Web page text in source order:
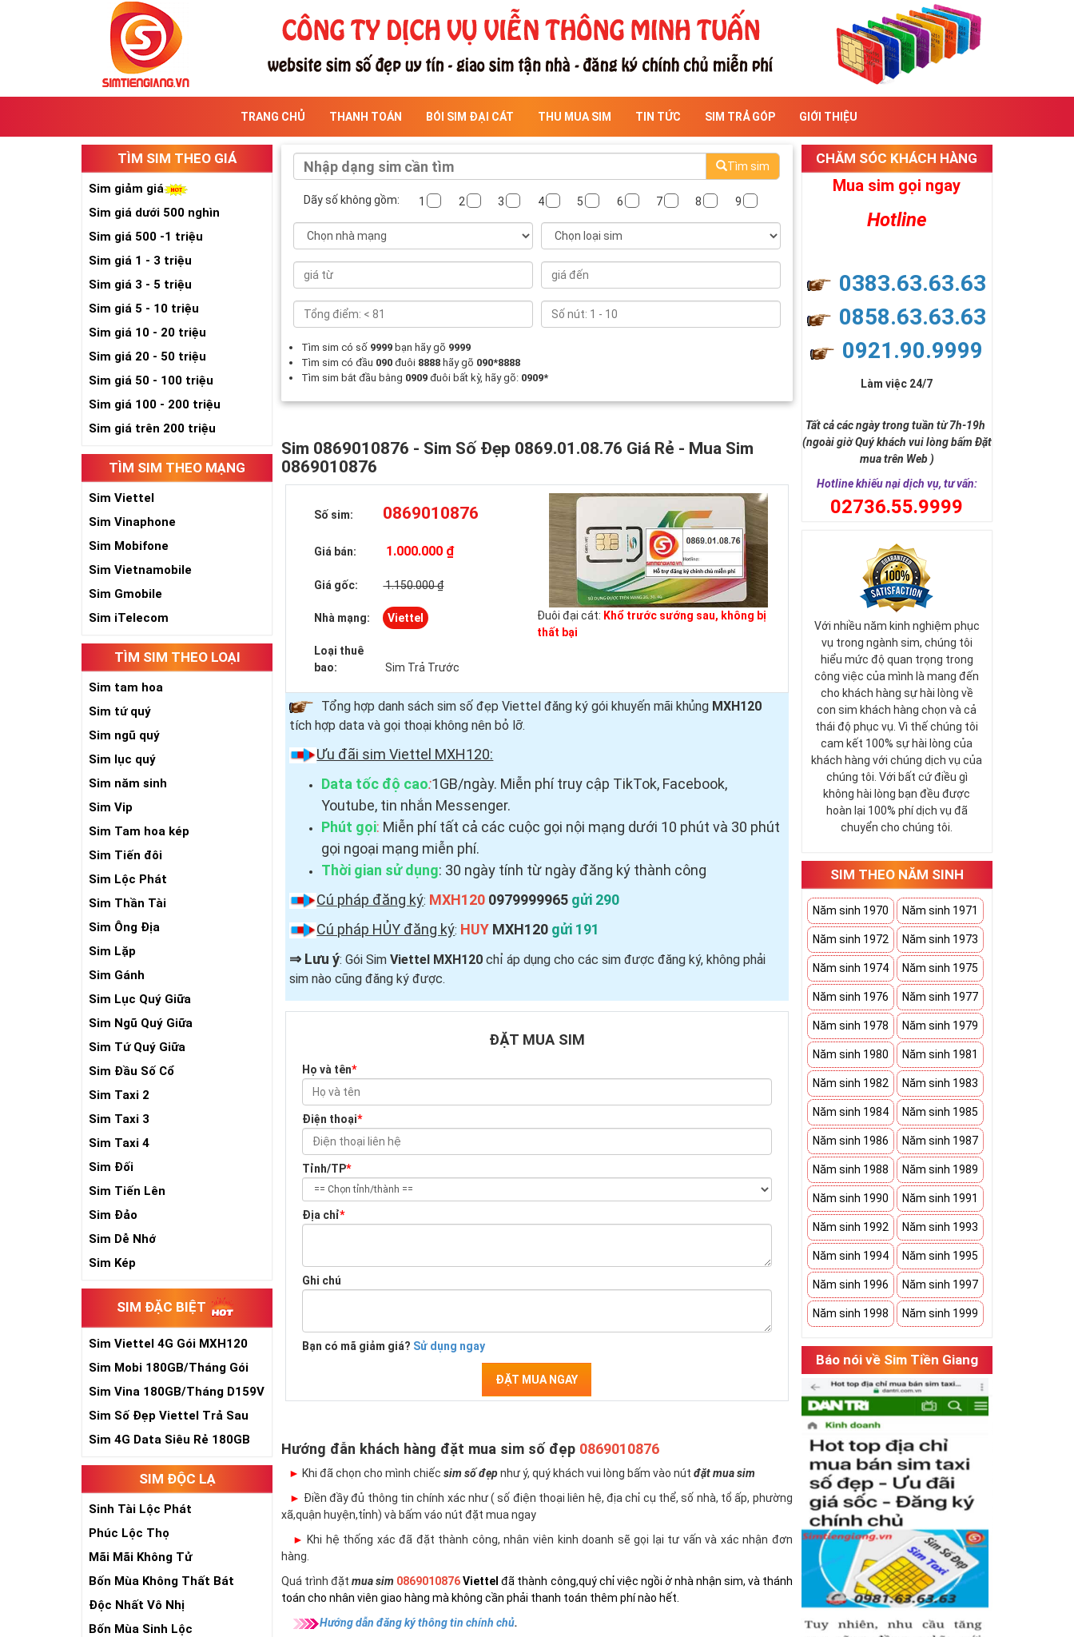
TRANG CHỦ THANH TOÁN BÓI SIM ĐẠI CÁT THU MUA SIM TIN TỨC SIM TRẢ GÓP GIỚI THIỆU
TÌM SIM THEO GIÁ
Sim giảm giá
Sim giá dưới 500 nghìn
Sim giá 500 -1 triệu
Sim giá 1 - 3 triệu
Sim giá 3 - 5 triệu
Sim giá 5 - 10 triệu
Sim giá 10 - 20 triệu
Sim giá 20 - 50 triệu
Sim giá 50 - 100 triệu
Sim giá 100 - 200 triệu
Sim giá trên 200 triệu
TÌM SIM THEO MẠNG
Sim Viettel
Sim Vinaphone
Sim Mobifone
Sim Vietnamobile
Sim Gmobile
Sim iTelecom
TÌM SIM THEO LOẠI
Sim tam hoa
Sim tứ quý
Sim ngũ quý
Sim lục quý
Sim năm sinh
Sim Vip
Sim Tam hoa kép
Sim Tiến đôi
Sim Lộc Phát
Sim Thần Tài
Sim Ông Địa
Sim Lặp
Sim Gánh
Sim Lục Quý Giữa
Sim Ngũ Quý Giữa
Sim Tứ Quý Giữa
Sim Đầu Số Cổ
Sim Taxi 2
Sim Taxi 3
Sim Taxi 4
Sim Đối
Sim Tiến Lên
Sim Đảo
Sim Dễ Nhớ
Sim Kép
SIM ĐẶC BIỆT
Sim Viettel 4G Gói MXH120
Siêu Rẻ
Sim Mobi 180GB/Tháng Gói
TK159
Sim Vina 180GB/Tháng D159V
Sim Số Đẹp Viettel Trả Sau
Sim 4G Data Siêu Rẻ 180GB
SIM ĐỘC LẠ
Sinh Tài Lộc Phát
Phúc Lộc Thọ
Mãi Mãi Không Tử
Bốn Mùa Không Thất Bát
Độc Nhất Vô Nhị
Bốn Mùa Sinh Lộc
Tìm sim
Dãy số không gồm: 1 2 3 4 5 6 7 8 9
Tìm sim có số 9999 bạn hãy gõ 9999
Tìm sim có đầu 090đuôi 8888 hãy gõ 090*8888
Tìm sim bắt đầu bằng 0909 đuôi bất kỳ, hãy gõ: 0909*
Sim 0869010876 - Sim Số Đẹp 0869.01.08.76 Giá Rẻ - Mua Sim
0869010876
Số sim: 0869010876
Giá bán: 1.000.000 ₫
Giá gốc: 1.150.000 ₫
Nhà mạng: Viettel
Loại thuê
bao:
Sim Trả Trước
Đuôi đại cát: Khổ trước sướng sau, không bị
thất bại
Tổng hợp danh sách sim số đẹp Viettel đăng ký gói khuyến mãi khủng MXH120
tích hợp data và gọi thoại không nên bỏ lỡ.
Ưu đãi sim Viettel MXH120:
Data tốc độ cao:1GB/ngày. Miễn phí truy cập TikTok, Facebook,
Youtube, tin nhắn Messenger.
Phút gọi: Miễn phí tất cả các cuộc gọi nội mạng dưới 10 phút và 30 phút
gọi ngoại mạng miễn phí.
Thời gian sử dụng: 30 ngày tính từ ngày đăng ký thành công
Cú pháp đăng ký: MXH120 0979999965 gửi 290
Cú pháp HỦY đăng ký: HUY MXH120 gửi 191
⇒ Lưu ý: Gói SimViettel MXH120 chỉ áp dụng cho các sim được đăng ký, không phải
sim nào cũng đăng ký được.
ĐẶT MUA SIM
Họ và tên*
Điện thoại*
Tỉnh/TP*
Địa chỉ*
Ghi chú
Bạn có mã giảm giá? Sử dụng ngay
ĐẶT MUA NGAY
Hướng đẫn khách hàng đặt mua sim số đẹp 0869010876
► Khi đã chọn cho mình chiếcsim số đẹpnhư ý, quý khách vui lòng bấm vào nútđặt mua sim
► Điền đầy đủ thông tin chính xác như ( số điện thoại liên hệ, địa chỉ cụ thể, số nhà, tổ ấp, phường
xã,quận huyện,tỉnh) và bấm váo nút đặt mua ngay
► Khi hệ thống xác đã đặt thành công, nhân viên kinh doanh sẽ gọi lại tư vấn và xác nhận đơn
hàng.
Quá trình đặtmua sim 0869010876Viettelđã thành công,quý chỉ việc ngồi ở nhà nhận sim, và thánh
toán cho nhân viên giao hàng mà không cần phải thanh toán thêm phí nào hết.
Hướng dẫn đăng ký thông tin chính chủ.
CHĂM SÓC KHÁCH HÀNG
Mua sim gọi ngay
Hotline
0383.63.63.63
0858.63.63.63
0921.90.9999
Làm việc 24/7
Tất cả các ngày trong tuần từ 7h-19h
(ngoài giờ Quý khách vui lòng bấm Đặt
mua trên Web )
Hotline khiếu nại dịch vụ, tư vấn:
02736.55.9999
Với nhiều năm kinh nghiệm phục
vụ trong ngành sim, chúng tôi
hiểu mức độ quan trọng trong
công việc của mình là mang đến
cho khách hàng sự hài lòng về
con sim khách hàng chọn và cả
thái độ phục vụ. Vì thế chúng tôi
cam kết 100% sự hài lòng của
khách hàng với chúng dịch vụ của
chúng tôi. Với bất cứ điều gì
không hài lòng bạn đều được
hoàn lại 100% phí dịch vụ đã
chuyển cho chúng tôi.
SIM THEO NĂM SINH
Năm sinh 1970 Năm sinh 1971
Năm sinh 1972 Năm sinh 1973
Năm sinh 1974 Năm sinh 1975
Năm sinh 1976 Năm sinh 1977
Năm sinh 1978 Năm sinh 1979
Năm sinh 1980 Năm sinh 1981
Năm sinh 1982 Năm sinh 1983
Năm sinh 1984 Năm sinh 1985
Năm sinh 1986 Năm sinh 1987
Năm sinh 1988 Năm sinh 1989
Năm sinh 1990 Năm sinh 1991
Năm sinh 1992 Năm sinh 1993
Năm sinh 1994 Năm sinh 1995
Năm sinh 1996 Năm sinh 1997
Năm sinh 1998 Năm sinh 1999
Báo nói về Sim Tiền Giang